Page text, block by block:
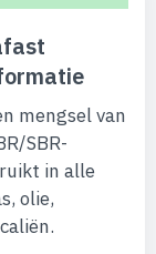
mengsel van
SBR-
in alle
olie,